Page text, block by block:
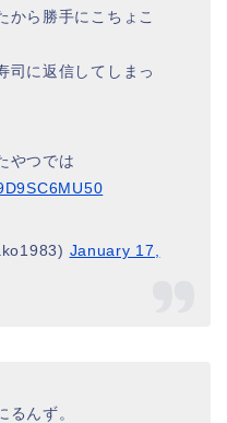
から勝手にこちょこ
司に返信してしまっ
やつでは
January 17,
んず。